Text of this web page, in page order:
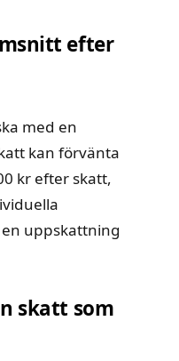
efter
med en
kan förvänta
kr efter skatt,
uppskattning
skatt som